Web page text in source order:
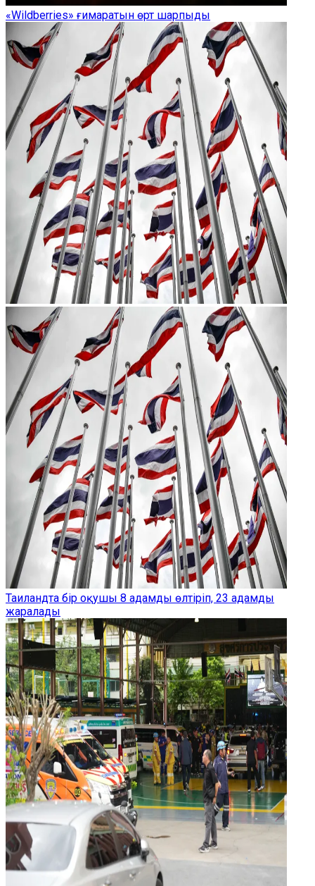
«Wildberries» ғимаратын өрт шарпыды
Таиландта бір оқушы 8 адамды өлтіріп, 23 адамды
жаралады